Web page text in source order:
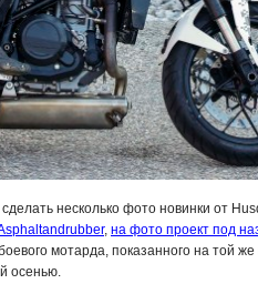
несколько фото новинки от
, на фото проект под
мотарда, показанного на той
осенью.